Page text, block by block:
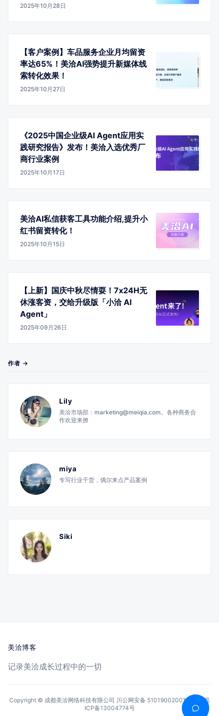
2025年10月28日
【客户案例】车品服务企业月均留资
率达65%！美洽AI强势提升新媒体线
索转化效果！
2025年10月27日
《2025中国企业级AI Agent应用实
践研究报告》发布！美洽入选优秀厂
商行业案例
2025年10月17日
美洽AI私信获客工具功能介绍,提升小
红书留资转化！
2025年10月15日
【上新】国庆中秋尽情耍！7x24H无
休涨客资，交给升级版「小洽 AI
Agent」
2025年09月26日
作者 →
Lily
美洽市场部：marketing@meiqia.com。各种商务合
作欢迎来撩
miya
专写行业干货，偶尔来点产品案例
Siki
美洽博客
记录美洽成长过程中的一切
Copyright © 成都美洽网络科技有限公司 川公网安备 51019002001144号
蜀
ICP备13004774号